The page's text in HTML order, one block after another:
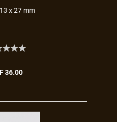
x 27 mm
36.00